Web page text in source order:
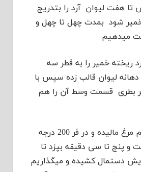
هفت لیوان آرد را بتدریج
شود بمدت چهل تا چهل و
میدهیم
ریخته خمیر را به قطر سه
لیوان قالب زده سپس با
بطری قسمت وسط آن را هم
روی خمیر زرده تخم مرغ مالیده و در فر 200 درجه
و پنج تا سی دقیقه بپزد تا
دستمال کشیده و میگذاریم